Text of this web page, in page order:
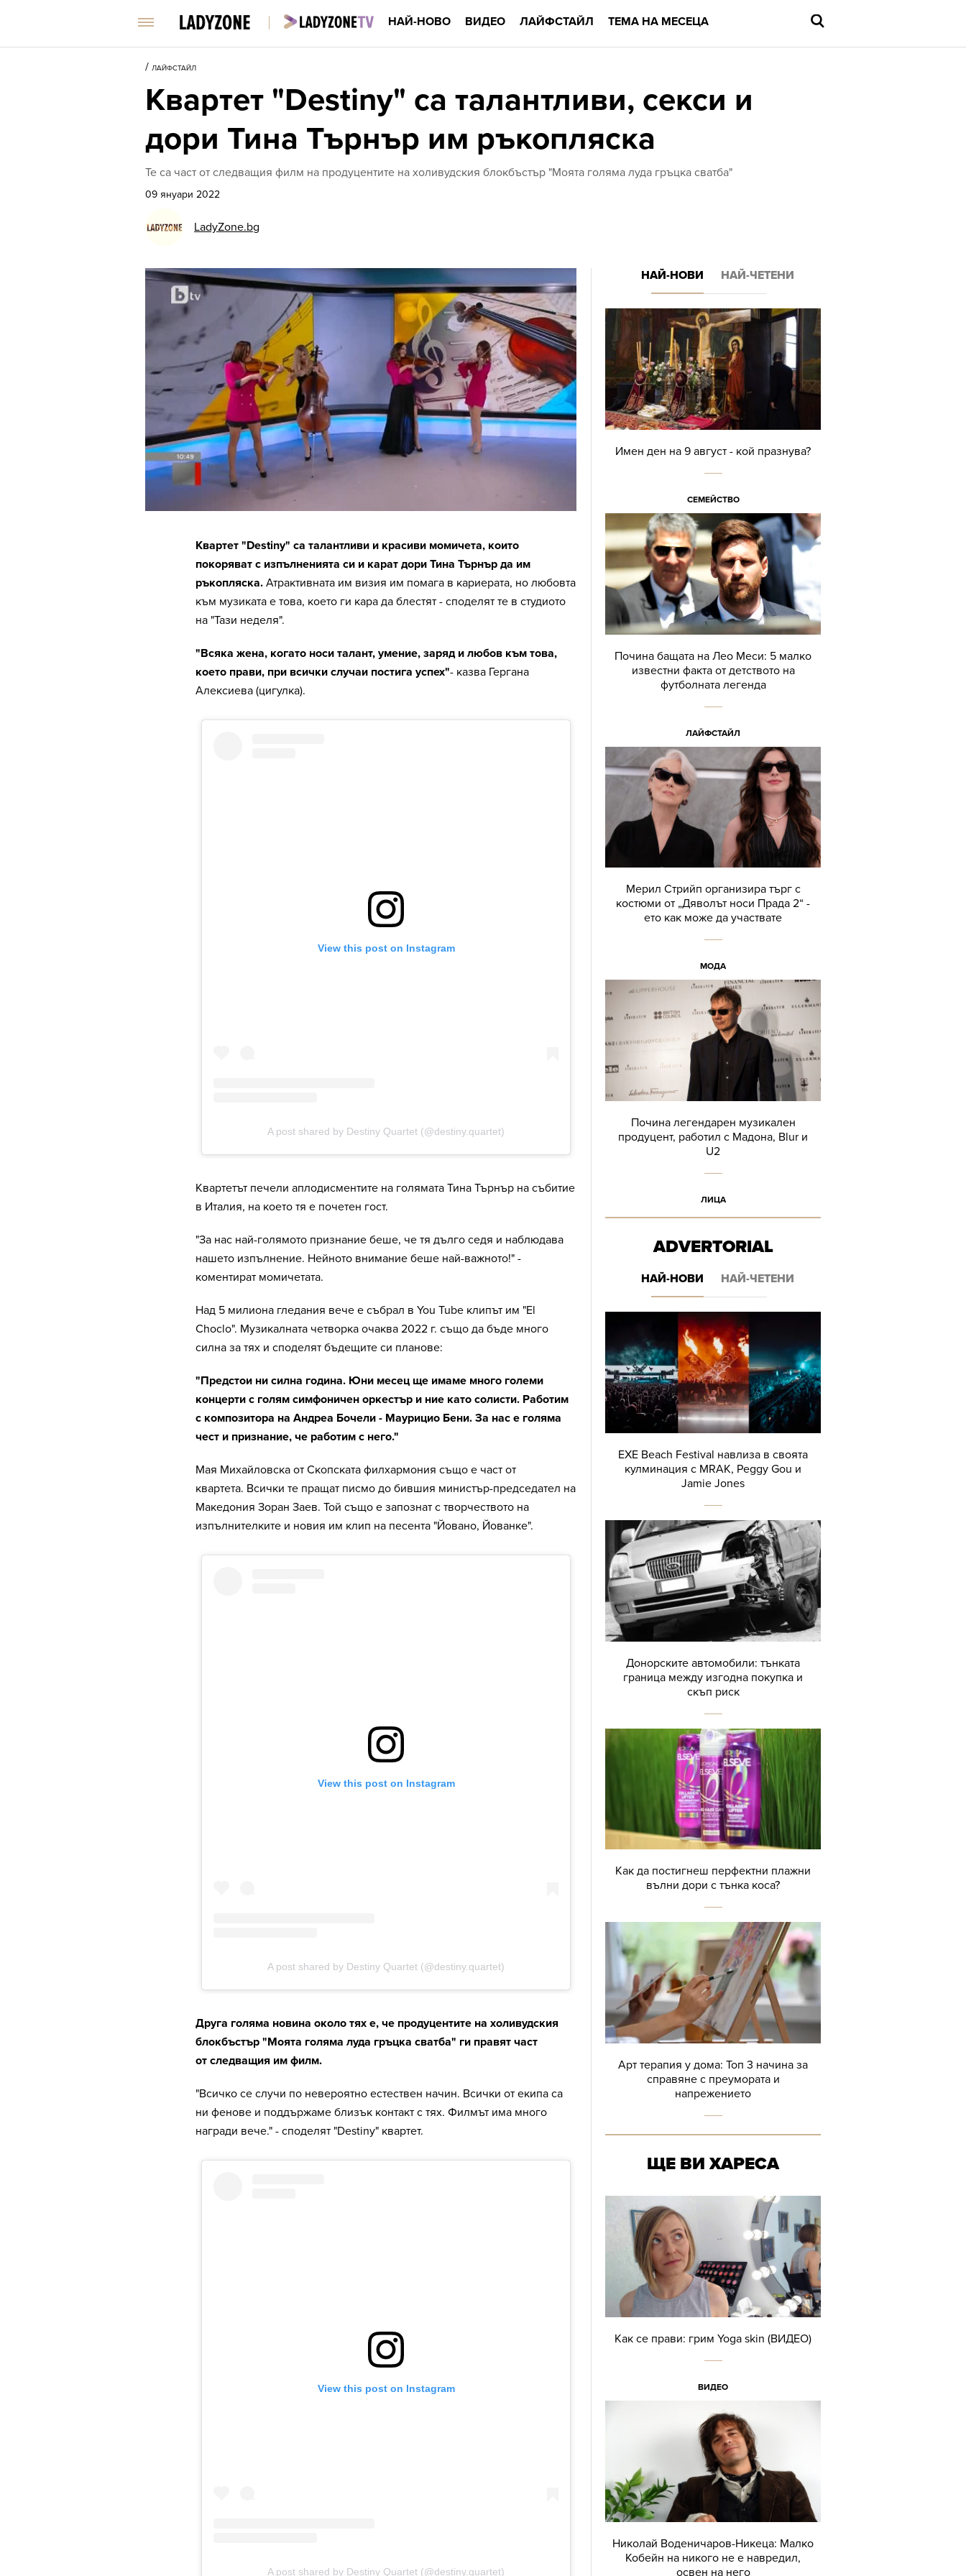
НАЙ-НОВО ВИДЕО ЛАЙФСТАЙЛ ТЕМА НА МЕСЕЦА
/ ЛАЙФСТАЙЛ
Квартет "Destiny" са талантливи, секси и
дори Тина Търнър им ръкопляска
Те са част от следващия филм на продуцентите на холивудския блокбъстър "Моята голяма луда гръцка сватба"
09 януари 2022
LadyZone.bg
Квартет "Destiny" са талантливи и красиви момичета, които
покоряват с изпълненията си и карат дори Тина Търнър да им
ръкопляска. Атрактивната им визия им помага в кариерата, но любовта
към музиката е това, което ги кара да блестят - споделят те в студиото
на "Тази неделя".
"Всяка жена, когато носи талант, умение, заряд и любов към това,
което прави, при всички случаи постига успех"- казва Гергана
Алексиева (цигулка).
Квартетът печели аплодисментите на голямата Тина Търнър на събитие
в Италия, на което тя е почетен гост.
"За нас най-голямото признание беше, че тя дълго седя и наблюдава
нашето изпълнение. Нейното внимание беше най-важното!" -
коментират момичетата.
Над 5 милиона гледания вече е събрал в You Tube клипът им "El
Choclo". Музикалната четворка очаква 2022 г. също да бъде много
силна за тях и споделят бъдещите си планове:
"Предстои ни силна година. Юни месец ще имаме много големи
концерти с голям симфоничен оркестър и ние като солисти. Работим
с композитора на Андреа Бочели - Маурицио Бени. За нас е голяма
чест и признание, че работим с него."
Мая Михайловска от Скопската филхармония също е част от
квартета. Всички те пращат писмо до бившия министър-председател на
Македония Зоран Заев. Той също е запознат с творчеството на
изпълнителките и новия им клип на песента "Йовано, Йованке".
Друга голяма новина около тях е, че продуцентите на холивудския
блокбъстър "Моята голяма луда гръцка сватба" ги правят част
от следващия им филм.
"Всичко се случи по невероятно естествен начин. Всички от екипа са
ни фенове и поддържаме близък контакт с тях. Филмът има много
награди вече." - споделят "Destiny" квартет.
НАЙ-НОВИ НАЙ-ЧЕТЕНИ
Имен ден на 9 август - кой празнува?
СЕМЕЙСТВО
Почина бащата на Лео Меси: 5 малко
известни факта от детството на
футболната легенда
ЛАЙФСТАЙЛ
Мерил Стрийп организира търг с
костюми от „Дяволът носи Прада 2“ -
ето как може да участвате
МОДА
Почина легендарен музикален
продуцент, работил с Мадона, Blur и
U2
ЛИЦА
ADVERTORIAL
НАЙ-НОВИ НАЙ-ЧЕТЕНИ
EXE Beach Festival навлиза в своята
кулминация с MRAK, Peggy Gou и
Jamie Jones
Донорските автомобили: тънката
граница между изгодна покупка и
скъп риск
Как да постигнеш перфектни плажни
вълни дори с тънка коса?
Арт терапия у дома: Топ 3 начина за
справяне с преумората и
напрежението
ЩЕ ВИ ХАРЕСА
Как се прави: грим Yoga skin (ВИДЕО)
ВИДЕО
Николай Воденичаров-Никеца: Малко
Кобейн на никого не е навредил,
освен на него